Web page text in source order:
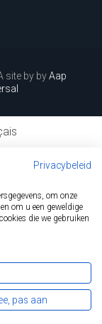
site by byAap
Privacybeleid
om onze
om u een geweldige
die we gebruiken
pas aan